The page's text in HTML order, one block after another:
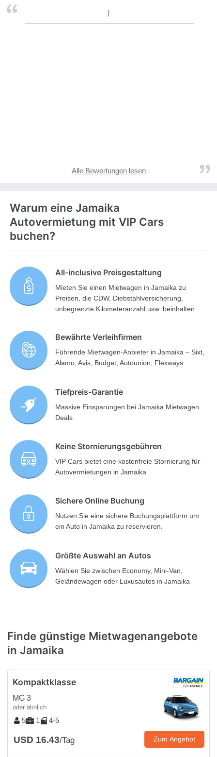
Alle Bewertungen lesen
Warum eine Jamaika
Autovermietung mit VIP Cars
buchen?
All-inclusive Preisgestaltung
Mieten Sie einen Mietwagen in Jamaika zu
Preisen, die CDW, Diebstahlversicherung,
unbegrenzte Kilometeranzahl usw. beinhalten.
Bewährte Verleihfirmen
Führende Mietwagen-Anbieter in Jamaika – Sixt,
Alamo, Avis, Budget, Autounion, Flexways
Tiefpreis-Garantie
Massive Einsparungen bei Jamaika Mietwagen
Deals
Keine Stornierungsgebühren
VIP Cars bietet eine kostenfreie Stornierung für
Autovermietungen in Jamaika
Sichere Online Buchung
Nutzen Sie eine sichere Buchungsplattform um
ein Auto in Jamaika zu reservieren.
Größte Auswahl an Autos
Wählen Sie zwischen Economy, Mini-Van,
Geländewagen oder Luxusautos in Jamaika
Finde günstige Mietwagenangebote
in Jamaika
Kompaktklasse
MG 3
oder ähnlich
5 1 4-5
USD 16.43/Tag Zum Angebot